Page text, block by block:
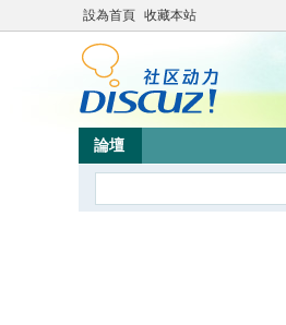
設為首頁 收藏本站
論壇